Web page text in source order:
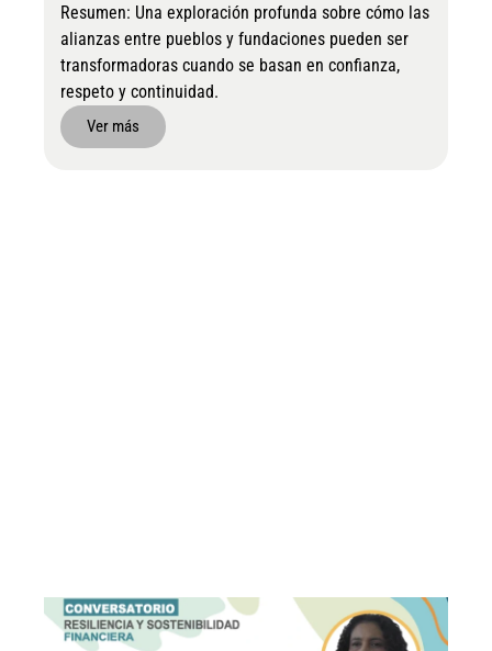
Resumen: Una exploración profunda sobre cómo las
alianzas entre pueblos y fundaciones pueden ser
transformadoras cuando se basan en confianza,
respeto y continuidad.
Ver más